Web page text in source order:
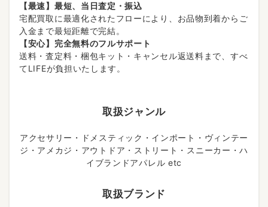
【最速】最短、当日査定・振込
宅配買取に最適化されたフローにより、お品物到着からご
入金まで最短距離で完結。
【安心】完全無料のフルサポート
送料・査定料・梱包キット・キャンセル返送料まで、すべ
てLIFEが負担いたします。
取扱ジャンル
アクセサリー・ドメスティック・インポート・ヴィンテー
ジ・アメカジ・アウトドア・ストリート・スニーカー・ハ
イブランドアパレル etc
取扱ブランド